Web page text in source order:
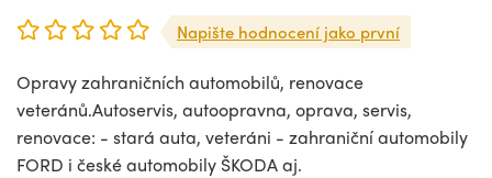
Napište hodnocení jako první
Opravy zahraničních automobilů, renovace
veteránů.Autoservis, autoopravna, oprava, servis,
renovace: - stará auta, veteráni - zahraniční automobily
FORD i české automobily ŠKODA aj.